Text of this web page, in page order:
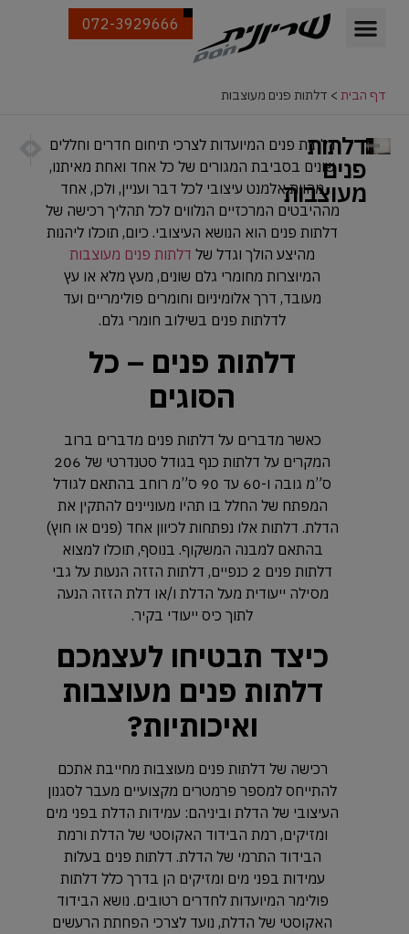
072-3929666
דף הבית > דלתות פנים מעוצבות
דלתות
פנים
מעוצבות
דלתות פנים המיועדות לצרכי תיחום חדרים וחללים
שונים בסביבת המגורים של כל אחד ואחת מאיתנו,
מהוות אלמנט עיצובי לכל דבר ועניין, ולכן, אחד
מההיבטים המרכזיים הנלווים לכל תהליך רכישה של
דלתות פנים הוא הנושא העיצובי. כיום, תוכלו ליהנות
מהיצע הולך וגדל של דלתות פנים מעוצבות
המיוצרות מחומרי גלם שונים, מעץ מלא או עץ
מעובד, דרך אלומיניום וחומרים פולימריים ועד
לדלתות פנים בשילוב חומרי גלם.
דלתות פנים – כל
הסוגים
כאשר מדברים על דלתות פנים מדברים ברוב
המקרים על דלתות כנף בגודל סטנדרטי של 206
ס”מ גובה ו-60 עד 90 ס”מ רוחב בהתאם לגודל
המפתח של החלל בו תהיו מעוניינים להתקין את
הדלת. דלתות אלו נפתחות לכיוון אחד (פנים או חוץ)
בהתאם למבנה המשקוף. בנוסף, תוכלו למצוא
דלתות פנים 2 כנפיים, דלתות הזזה הנעות על גבי
מסילה ייעודית מעל הדלת ו/או דלת הזזה הנעה
לתוך כיס ייעודי בקיר.
כיצד תבטיחו לעצמכם
דלתות פנים מעוצבות
ואיכותיות?
רכישה של דלתות פנים מעוצבות מחייבת אתכם
להתייחס למספר פרמטרים מקצועיים מעבר לסגנון
העיצובי של הדלת וביניהם: עמידות הדלת בפני מים
ומזיקים, רמת הבידוד האקוסטי של הדלת ורמת
הבידוד התרמי של הדלת. דלתות פנים בעלות
עמידות בפני מים ומזיקים הן בדרך כלל דלתות
פולימר המיועדות לחדרים רטובים. נושא הבידוד
האקוסטי של הדלת, נועד לצרכי הפחתת הרעשים